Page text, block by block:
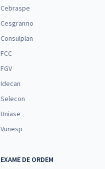
Cebraspe
Cesgranrio
Consulplan
FCC
FGV
Idecan
Selecon
Uniase
Vunesp
EXAME DE ORDEM